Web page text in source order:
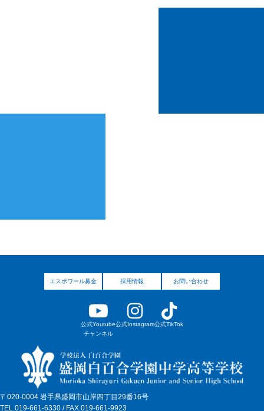
エスポワール募金 採用情報 お問い合わせ
公式Youtube
チャンネル
公式Instagram公式TikTok
〒020-0004 岩手県盛岡市山岸四丁目29番16号
TEL.019-661-6330 / FAX.019-661-9923